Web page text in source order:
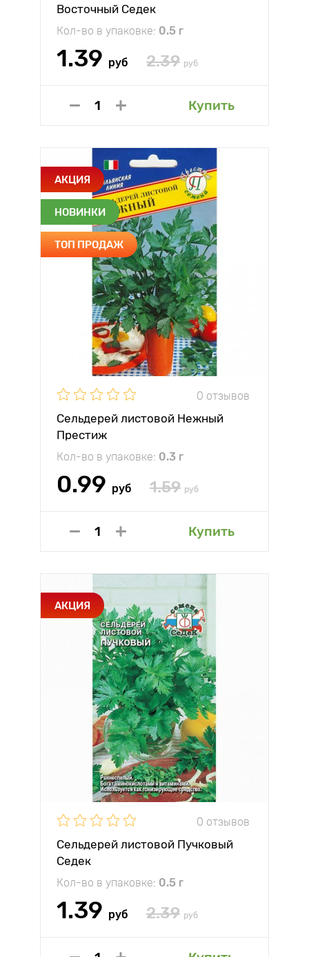
Восточный Седек
Кол-во в упаковке: 0.5 г
1.39 руб 2.39 руб
Купить
АКЦИЯ
НОВИНКИ
ТОП ПРОДАЖ
0 отзывов
Сельдерей листовой Нежный
Престиж
Кол-во в упаковке: 0.3 г
0.99 руб 1.59 руб
Купить
АКЦИЯ
0 отзывов
Сельдерей листовой Пучковый
Седек
Кол-во в упаковке: 0.5 г
1.39 руб 2.39 руб